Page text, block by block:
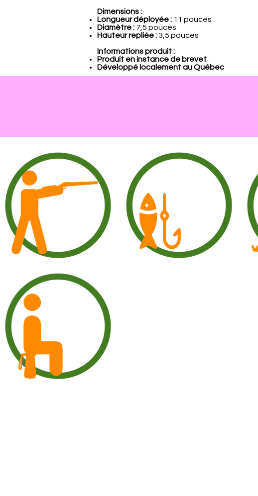
Dimensions :
Longueur déployée : 11 pouces
Diamètre : 7,5 pouces
Hauteur repliée : 3,5 pouces
Informations produit :
Produit en instance de brevet
Développé localement au Québec